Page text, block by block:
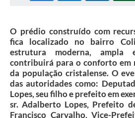
O prédio construído com
fica localizado no bairro
estrutura moderna,
contribuirá para o conforto em
da população cristalense. O
das autoridades como:
Lopes, seu filho e prefeito em
sr. Adalberto Lopes, Prefeito
Francisco Carvalho, Vice-